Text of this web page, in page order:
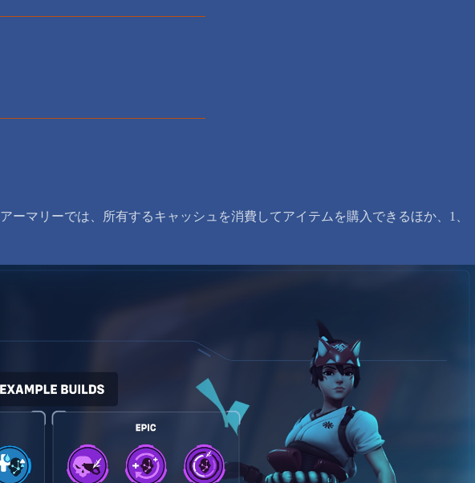
マリーでは、所有するキャッシュを消費してアイテムを購入できるほか、1、